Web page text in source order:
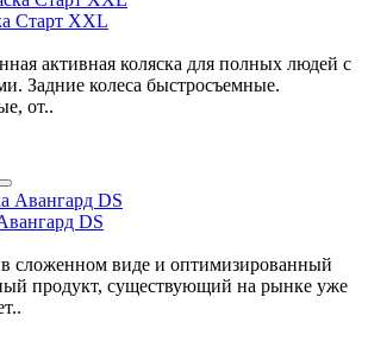
Старт XXL
активная коляска для полных людей с
Задние колеса быстросъемные.
от..
DS
сложенном виде и оптимизированный
продукт, существующий на рынке уже